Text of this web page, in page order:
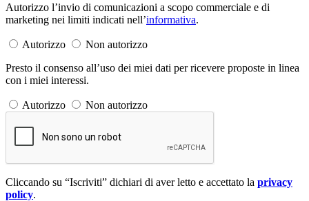
Autorizzo l’invio di comunicazioni a scopo commerciale e di
marketing nei limiti indicati nell’informativa.
Autorizzo
Non autorizzo
Presto il consenso all’uso dei miei dati per ricevere proposte in linea
con i miei interessi.
Autorizzo Non autorizzo
Cliccando su “Iscriviti” dichiari di aver letto e accettato la privacy
policy.